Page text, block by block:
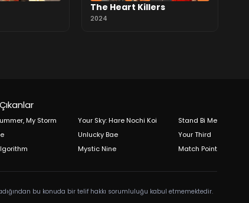
The Heart Killers
2024
My Storm
Your Sky: Hare Nochi Koi
Unlucky Bae
Mystic Nine
Stand Bi Me
Your Third
Match Point
bu konuda bir telif hakkı sorumluluğu kabul etmemektedir.